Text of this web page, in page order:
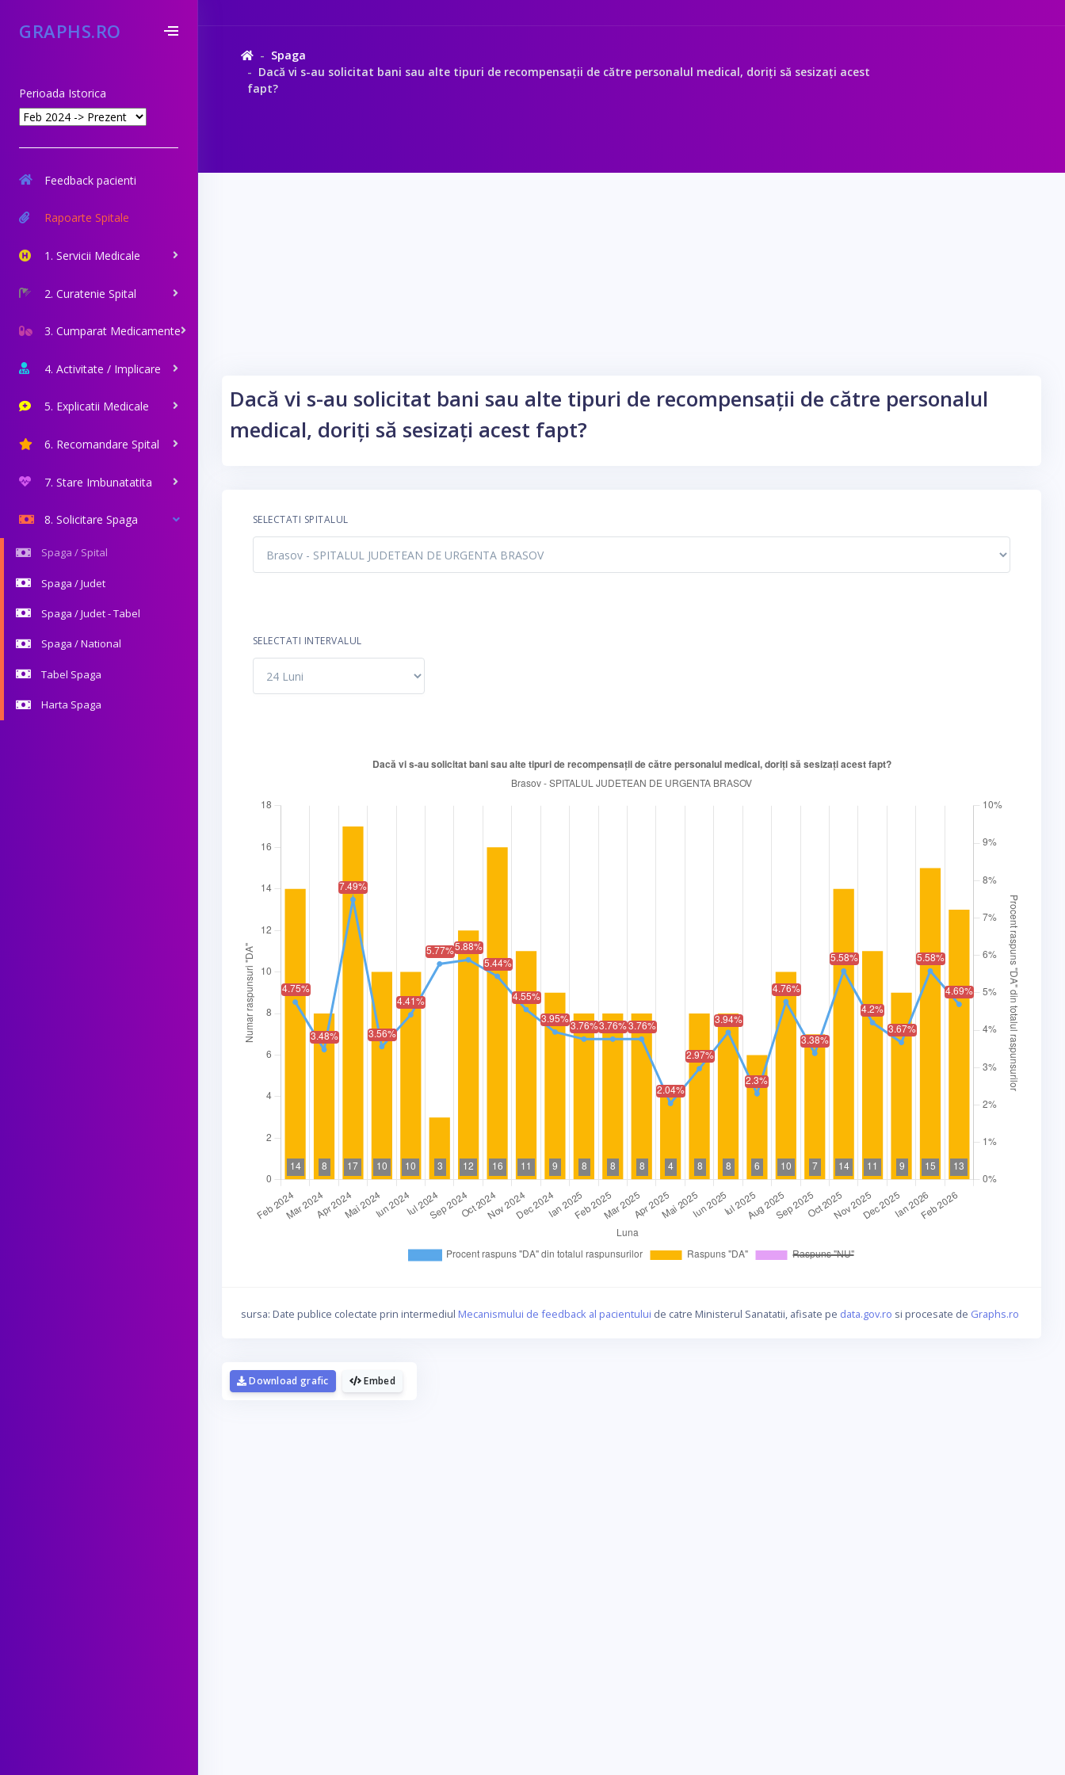
GRAPHS.RO
Perioada Istorica
Feedback pacienti
Rapoarte Spitale
1. Servicii Medicale
2. Curatenie Spital
3. Cumparat Medicamente
4. Activitate / Implicare
5. Explicatii Medicale
6. Recomandare Spital
7. Stare Imbunatatita
8. Solicitare Spaga
Spaga / Spital
Spaga / Judet
Spaga / Judet - Tabel
Spaga / National
Tabel Spaga
Harta Spaga
Spaga
Dacă vi s-au solicitat bani sau alte tipuri de recompensații de către personalul medical, doriți să sesizați acest
fapt?
Dacă vi s-au solicitat bani sau alte tipuri de recompensații de către personalul
medical, doriți să sesizați acest fapt?
SELECTATI SPITALUL
SELECTATI INTERVALUL
sursa: Date publice colectate prin intermediul Mecanismului de feedback al pacientului de catre Ministerul Sanatatii, afisate pe data.gov.ro si procesate de Graphs.ro
Embed
Download grafic
La fel cum tie iti plac graficele, mie imi
plac cafelele.
Daca urmaresti graficele de pe Graphs.ro, gandeste-te ca